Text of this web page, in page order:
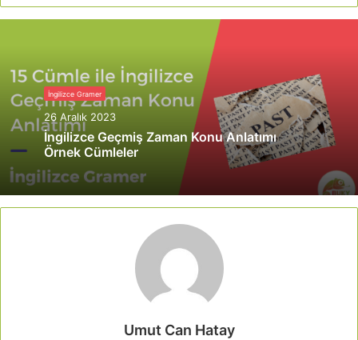
İngilizce Gramer
26 Aralık 2023
İngilizce Geçmiş Zaman Konu Anlatımı
Örnek Cümleler
Umut Can Hatay